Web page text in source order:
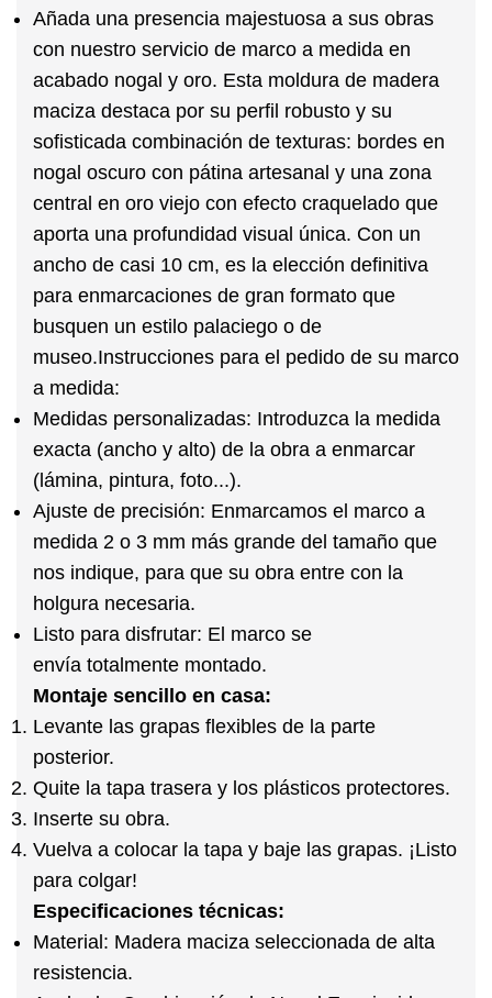
Añada una presencia majestuosa a sus obras
con nuestro servicio de marco a medida en
acabado nogal y oro. Esta moldura de madera
maciza destaca por su perfil robusto y su
sofisticada combinación de texturas: bordes en
nogal oscuro con pátina artesanal y una zona
central en oro viejo con efecto craquelado que
aporta una profundidad visual única. Con un
ancho de casi 10 cm, es la elección definitiva
para enmarcaciones de gran formato que
busquen un estilo palaciego o de
museo.Instrucciones para el pedido de su marco
a medida:
Medidas personalizadas: Introduzca la medida
exacta (ancho y alto) de la obra a enmarcar
(lámina, pintura, foto...).
Ajuste de precisión: Enmarcamos el marco a
medida 2 o 3 mm más grande del tamaño que
nos indique, para que su obra entre con la
holgura necesaria.
Listo para disfrutar: El marco se
envía totalmente montado.
Montaje sencillo en casa:
Levante las grapas flexibles de la parte
posterior.
Quite la tapa trasera y los plásticos protectores.
Inserte su obra.
Vuelva a colocar la tapa y baje las grapas. ¡Listo
para colgar!
Especificaciones técnicas:
Material: Madera maciza seleccionada de alta
resistencia.